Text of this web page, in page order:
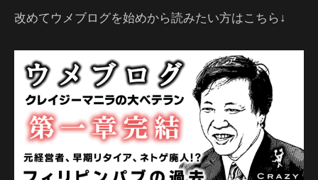
改めてウメブログを始めから読みたい方はこちら↓